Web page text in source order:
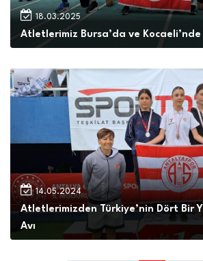
18.03.2025
Atletlerimiz Bursa’da ve Kocaeli’nde
14.05.2024
Atletlerimizden Türkiye’nin Dört Bir
Avı